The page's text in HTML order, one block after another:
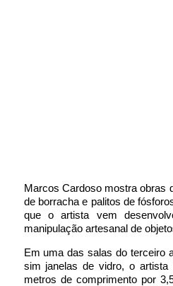
Marcos Cardoso mostra obras
de borracha e palitos de
que o artista vem
manipulação artesanal de
Em uma das salas do terceiro
sim janelas de vidro, o artista
metros de comprimento por